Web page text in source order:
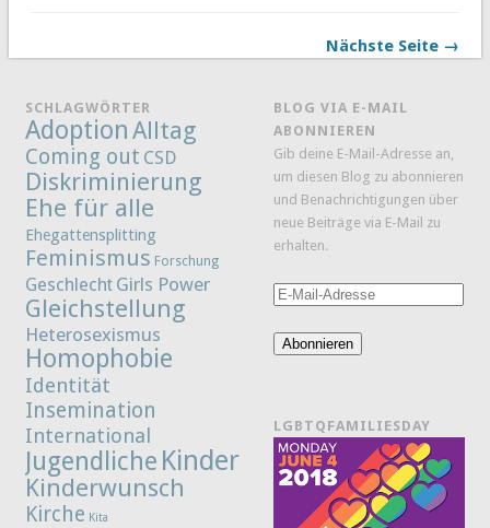
Nächste Seite →
SCHLAGWÖRTER
AdoptionAlltag
Coming out CSD
Diskriminierung
Ehe für alle
Ehegattensplitting
Feminismus Forschung
Geschlecht Girls Power
Gleichstellung
Heterosexismus
Homophobie
Identität
Insemination
International
Jugendliche Kinder
Kinderwunsch
Kirche Kita
BLOG VIA E-MAIL
ABONNIEREN
Gib deine E-Mail-Adresse an,
um diesen Blog zu abonnieren
und Benachrichtigungen über
neue Beiträge via E-Mail zu
erhalten.
E-
Adresse
Abonnieren
LGBTQFAMILIESDAY